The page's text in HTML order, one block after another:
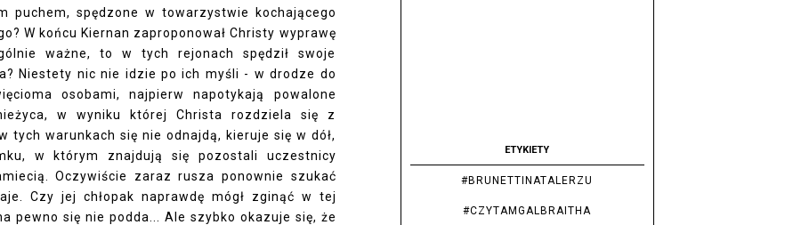
puchem, spędzone w towarzystwie kochającego
W końcu Kiernan zaproponował Christy wyprawę
ważne, to w tych rejonach spędził swoje
Niestety nic nie idzie po ich myśli - w drodze do
osobami, najpierw napotykają powalone
w wyniku której Christa rozdziela się z
tych warunkach się nie odnajdą, kieruje się w dół,
w którym znajdują się pozostali uczestnicy
Oczywiście zaraz rusza ponownie szukać
Czy jej chłopak naprawdę mógł zginąć w tej
pewno się nie podda... Ale szybko okazuje się, że
ETYKIETY
#BRUNETTINATALERZU
#CZYTAMGALBRAITHA